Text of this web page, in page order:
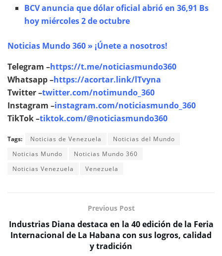
BCV anuncia que dólar oficial abrió en 36,91 Bs
hoy miércoles 2 de octubre
Noticias Mundo 360 » ¡Únete a nosotros!
Telegram –https://t.me/noticiasmundo360
Whatsapp –https://acortar.link/lTvyna
Twitter –twitter.com/notimundo_360
Instagram –instagram.com/noticiasmundo_360
TikTok –tiktok.com/@noticiasmundo360
Tags: Noticias de Venezuela
Noticias del Mundo
Noticias Mundo
Noticias Mundo 360
Noticias Venezuela
Venezuela
Previous Post
Industrias Diana destaca en la 40 edición de la Feria
Internacional de La Habana con sus logros, calidad
y tradición